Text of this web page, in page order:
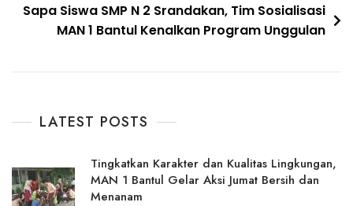
Sapa Siswa SMP N 2 Srandakan, Tim Sosialisasi
MAN 1 Bantul Kenalkan Program Unggulan
LATEST POSTS
Tingkatkan Karakter dan Kualitas Lingkungan,
MAN 1 Bantul Gelar Aksi Jumat Bersih dan
Menanam